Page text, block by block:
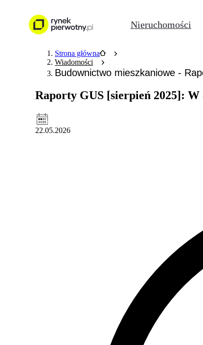
Nieruchomości
Strona główna
Wiadomości
Budownictwo mieszkaniowe -
Raporty GUS [sierpień 2025]:
22.05.2026